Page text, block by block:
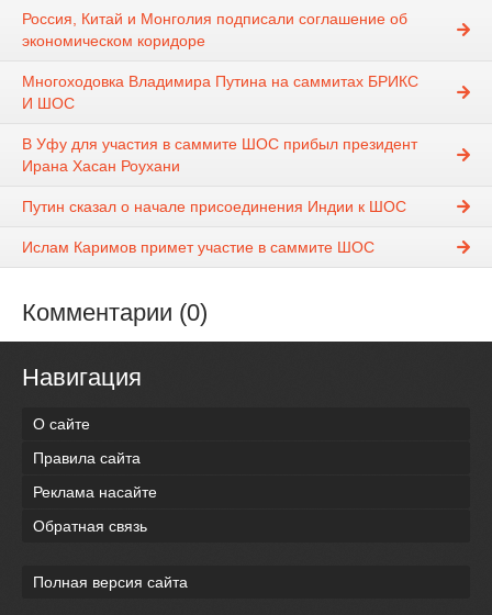
Россия, Китай и Монголия подписали соглашение об
экономическом коридоре
Многоходовка Владимира Путина на саммитах БРИКС
И ШОС
В Уфу для участия в саммите ШОС прибыл президент
Ирана Хасан Роухани
Путин сказал о начале присоединения Индии к ШОС
Ислам Каримов примет участие в саммите ШОС
Комментарии (0)
Навигация
О сайте
Правила сайта
Реклама насайте
Обратная связь
Полная версия сайта